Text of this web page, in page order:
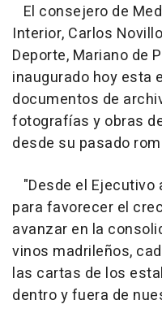
El consejero de
Interior, Carlos
Deporte, Mariano de
inaugurado hoy esta
documentos de
fotografías y obras
desde su pasado
"Desde el
para favorecer el
avanzar en la
vinos madrileños,
las cartas de los
dentro y fuera de